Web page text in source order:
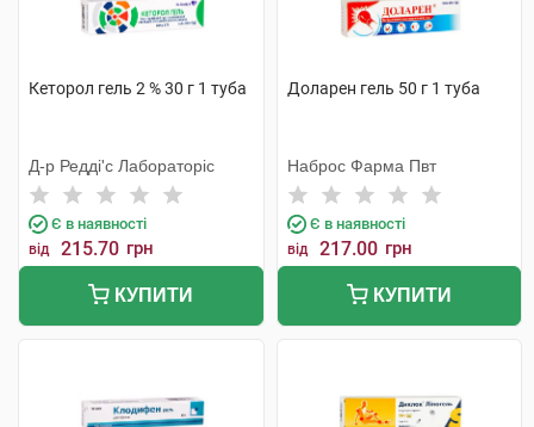
Кеторол гель 2 % 30 г 1 туба
Д-р Редді'с Лабораторіс
Є в наявності
від 215.70 грн
КУПИТИ
Доларен гель 50 г 1 туба
Наброс Фарма Пвт
Є в наявності
від 217.00 грн
КУПИТИ